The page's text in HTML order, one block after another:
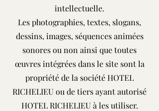
intellectuelle.
Les photographies, textes, slogans,
dessins, images, séquences animées
sonores ou non ainsi que toutes
œuvres intégrées dans le site sont la
propriété de la société HOTEL
RICHELIEU ou de tiers ayant autorisé
HOTEL RICHELIEU à les utiliser.